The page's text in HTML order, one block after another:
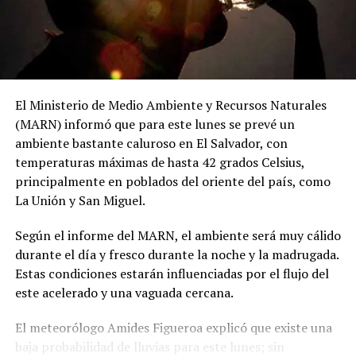
El Ministerio de Medio Ambiente y Recursos Naturales
(MARN) informó que para este lunes se prevé un
ambiente bastante caluroso en El Salvador, con
temperaturas máximas de hasta 42 grados Celsius,
principalmente en poblados del oriente del país, como
La Unión y San Miguel.
Según el informe del MARN, el ambiente será muy cálido
durante el día y fresco durante la noche y la madrugada.
Estas condiciones estarán influenciadas por el flujo del
este acelerado y una vaguada cercana.
El meteorólogo Amides Figueroa explicó que existe una
baja probabilidad de lluvias para este lunes; sin